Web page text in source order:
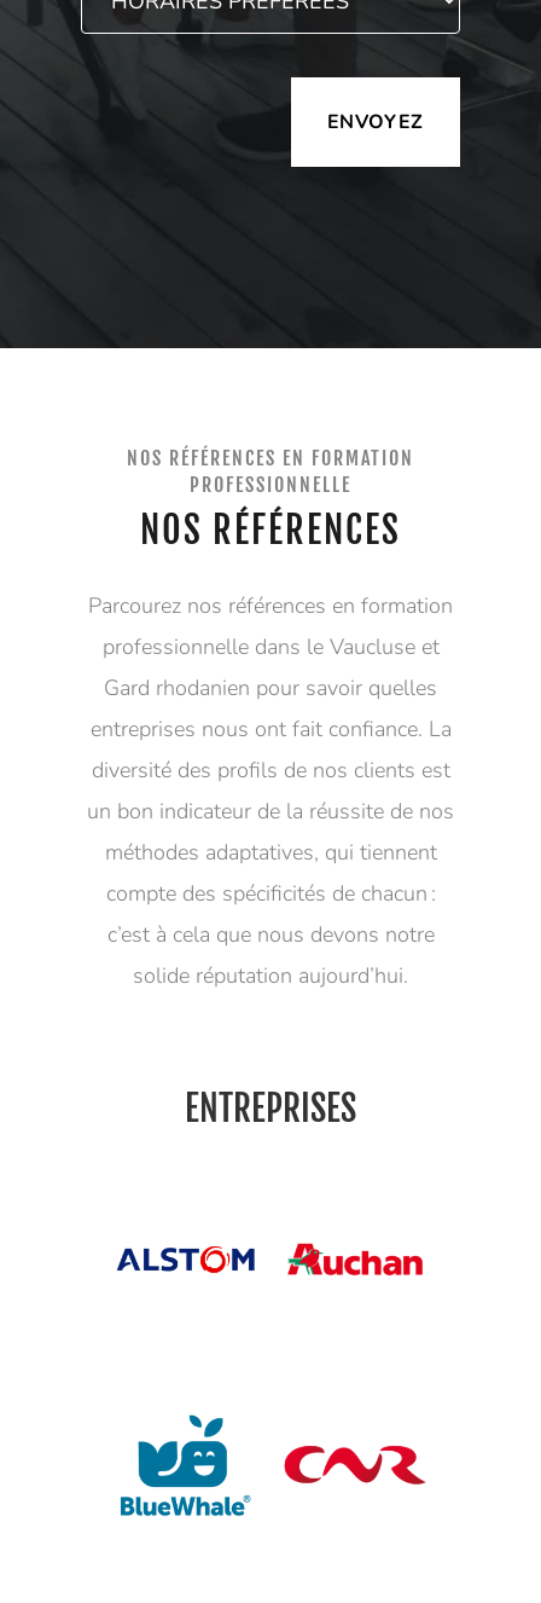
NOS RÉFÉRENCES EN FORMATION
PROFESSIONNELLE
NOS RÉFÉRENCES
Parcourez nos références en formation
professionnelle dans le Vaucluse et
Gard rhodanien pour savoir quelles
entreprises nous ont fait confiance. La
diversité des profils de nos clients est
un bon indicateur de la réussite de nos
méthodes adaptatives, qui tiennent
compte des spécificités de chacun :
c’est à cela que nous devons notre
solide réputation aujourd’hui.
ENTREPRISES